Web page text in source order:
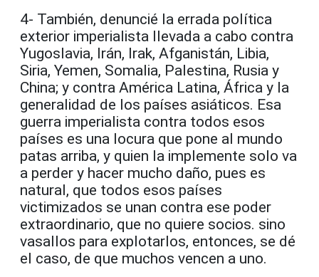
4- También, denuncié la errada política
exterior imperialista llevada a cabo contra
Yugoslavia, Irán, Irak, Afganistán, Libia,
Siria, Yemen, Somalia, Palestina, Rusia y
China; y contra América Latina, África y la
generalidad de los países asiáticos. Esa
guerra imperialista contra todos esos
países es una locura que pone al mundo
patas arriba, y quien la implemente solo va
a perder y hacer mucho daño, pues es
natural, que todos esos países
victimizados se unan contra ese poder
extraordinario, que no quiere socios. sino
vasallos para explotarlos, entonces, se dé
el caso, de que muchos vencen a uno.